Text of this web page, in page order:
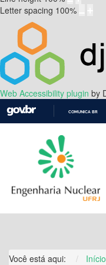
Letter spacing 100%
Web Accessibility plugin by
COMUNICA BR
Você está aqui: Início